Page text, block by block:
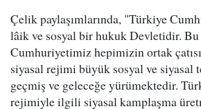
Çelik paylaşımlarında, "Türkiye
lâik ve sosyal bir hukuk Devletidir.
Cumhuriyetimiz hepimizin ortak
siyasal rejimi büyük sosyal ve siyasal
geçmiş ve geleceğe yürümektedir.
rejimiyle ilgili siyasal kamplaşma